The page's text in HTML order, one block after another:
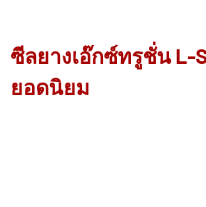
ซีลยางเอ๊กซ์ทรูชั่น L-
ยอดนิยม